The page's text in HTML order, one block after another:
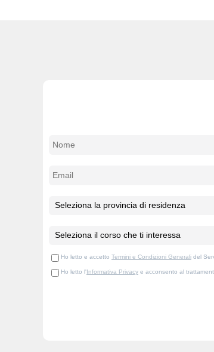
Ho letto e accetto Termini e Condizioni Generali del
Ho letto l'Informativa Privacy e acconsento al